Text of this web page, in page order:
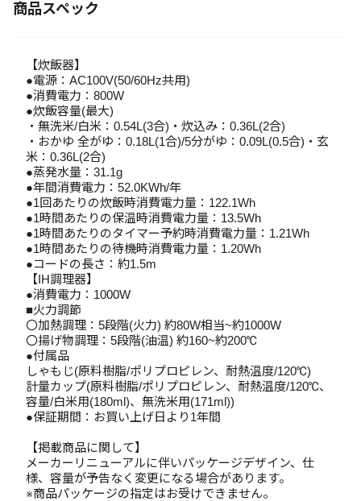
商品スペック
【炊飯器】
●電源：AC100V(50/60Hz共用)
●消費電力：800W
●炊飯容量(最大)
・無洗米/白米：0.54L(3合)・炊込み：0.36L(2合)
・おかゆ 全がゆ：0.18L(1合)/5分がゆ：0.09L(0.5合)・玄
米：0.36L(2合)
●蒸発水量：31.1g
●年間消費電力：52.0KWh/年
●1回あたりの炊飯時消費電力量：122.1Wh
●1時間あたりの保温時消費電力量：13.5Wh
●1時間あたりのタイマー予約時消費電力量：1.21Wh
●1時間あたりの待機時消費電力量：1.20Wh
●コードの長さ：約1.5m
【IH調理器】
●消費電力：1000W
■火力調節
〇加熱調理：5段階(火力) 約80W相当~約1000W
〇揚げ物調理：5段階(油温) 約160~約200℃
●付属品
しゃもじ(原料樹脂/ポリプロピレン、耐熱温度/120℃)
計量カップ(原料樹脂/ポリプロピレン、耐熱温度/120℃、
容量/白米用(180ml)、無洗米用(171ml))
●保証期間：お買い上げ日より1年間
【掲載商品に関して】
メーカーリニューアルに伴いパッケージデザイン、仕
様、容量が予告なく変更になる場合があります。
※商品パッケージの指定はお受けできません。